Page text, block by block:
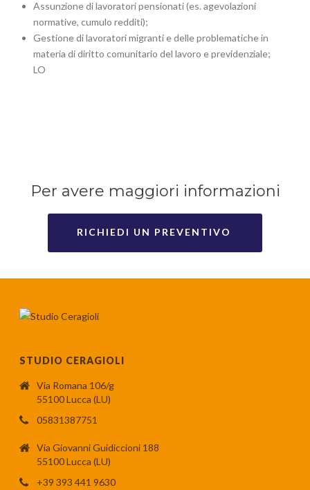
Assunzione di lavoratori pensionati (es. agevolazioni
normative, cumulo redditi);
Gestione di lavoratori migranti e delle problematiche in
materia di diritto comunitario del lavoro e previdenziale;
LO
Per avere maggiori informazioni
RICHIEDI UN PREVENTIVO
STUDIO CERAGIOLI
Via Romana 106/g
55100 Lucca (LU)
05831387751
Via Giovanni Guidiccioni 188
55100 Lucca (LU)
+39 393 441 9630